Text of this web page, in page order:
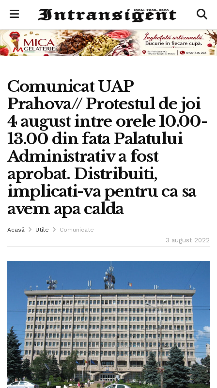
Comunicat UAP
Prahova// Protestul de joi
4 august intre orele 10.00-
13.00 din fata Palatului
Administrativ a fost
aprobat. Distribuiti,
implicati-va pentru ca sa
avem apa calda
Acasă Utile Comunicate
3 august 2022